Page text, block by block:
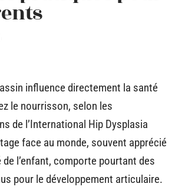
influence directement la santé
le nourrisson, selon les
de l’International Hip Dysplasia
face au monde, souvent apprécié
l’enfant, comporte pourtant des
pour le développement articulaire.